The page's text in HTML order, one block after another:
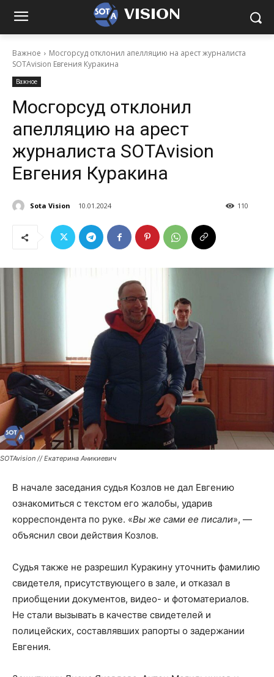
VISION
Важное
Мосгорсуд отклонил апелляцию на арест журналиста
SOTAvision Евгения Куракина
Важное
Мосгорсуд отклонил
апелляцию на арест
журналиста SOTAvision
Евгения Куракина
Sota Vision 10.01.2024 110
SOTAvision // Екатерина Аникиевич
В начале заседания судья Козлов не дал Евгению
ознакомиться с текстом его жалобы, ударив
корреспондента по руке. «Вы же сами ее писали», —
объяснил свои действия Козлов.
Судья также не разрешил Куракину уточнить фамилию
свидетеля, присутствующего в зале, и отказал в
приобщении документов, видео- и фотоматериалов.
Не стали вызывать в качестве свидетелей и
полицейских, составлявших рапорты о задержании
Евгения.